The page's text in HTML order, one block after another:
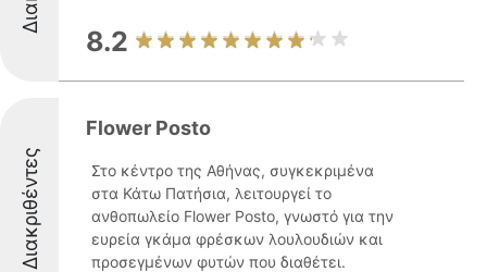
8.2
Διακριθέντες
Flower Posto
Στο κέντρο της Αθήνας, συγκεκριμένα
στα Κάτω Πατήσια, λειτουργεί το
ανθοπωλείο Flower Posto, γνωστό για την
ευρεία γκάμα φρέσκων λουλουδιών και
προσεγμένων φυτών που διαθέτει.